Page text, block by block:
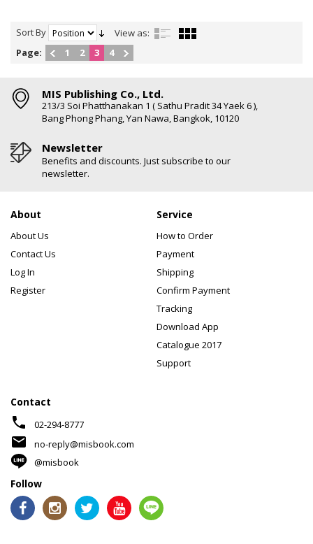
Sort By
View as:
Page:
1 2 3 4
MIS Publishing Co., Ltd.
213/3 Soi Phatthanakan 1 ( Sathu Pradit 34 Yaek 6 ),
Bang Phong Phang, Yan Nawa, Bangkok, 10120
Newsletter
Benefits and discounts. Just subscribe to our
newsletter.
About
About Us
Contact Us
Log In
Register
Service
How to Order
Payment
Shipping
Confirm Payment
Tracking
Download App
Catalogue 2017
Support
Contact
phone 02-294-8777
mail
no-reply@misbook.com
@misbook
Follow